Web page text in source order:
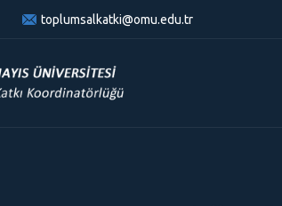
toplumsalkatki@omu.edu.tr